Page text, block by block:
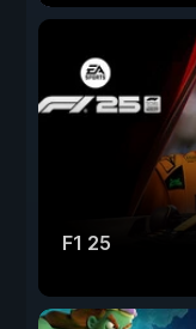
F1 25